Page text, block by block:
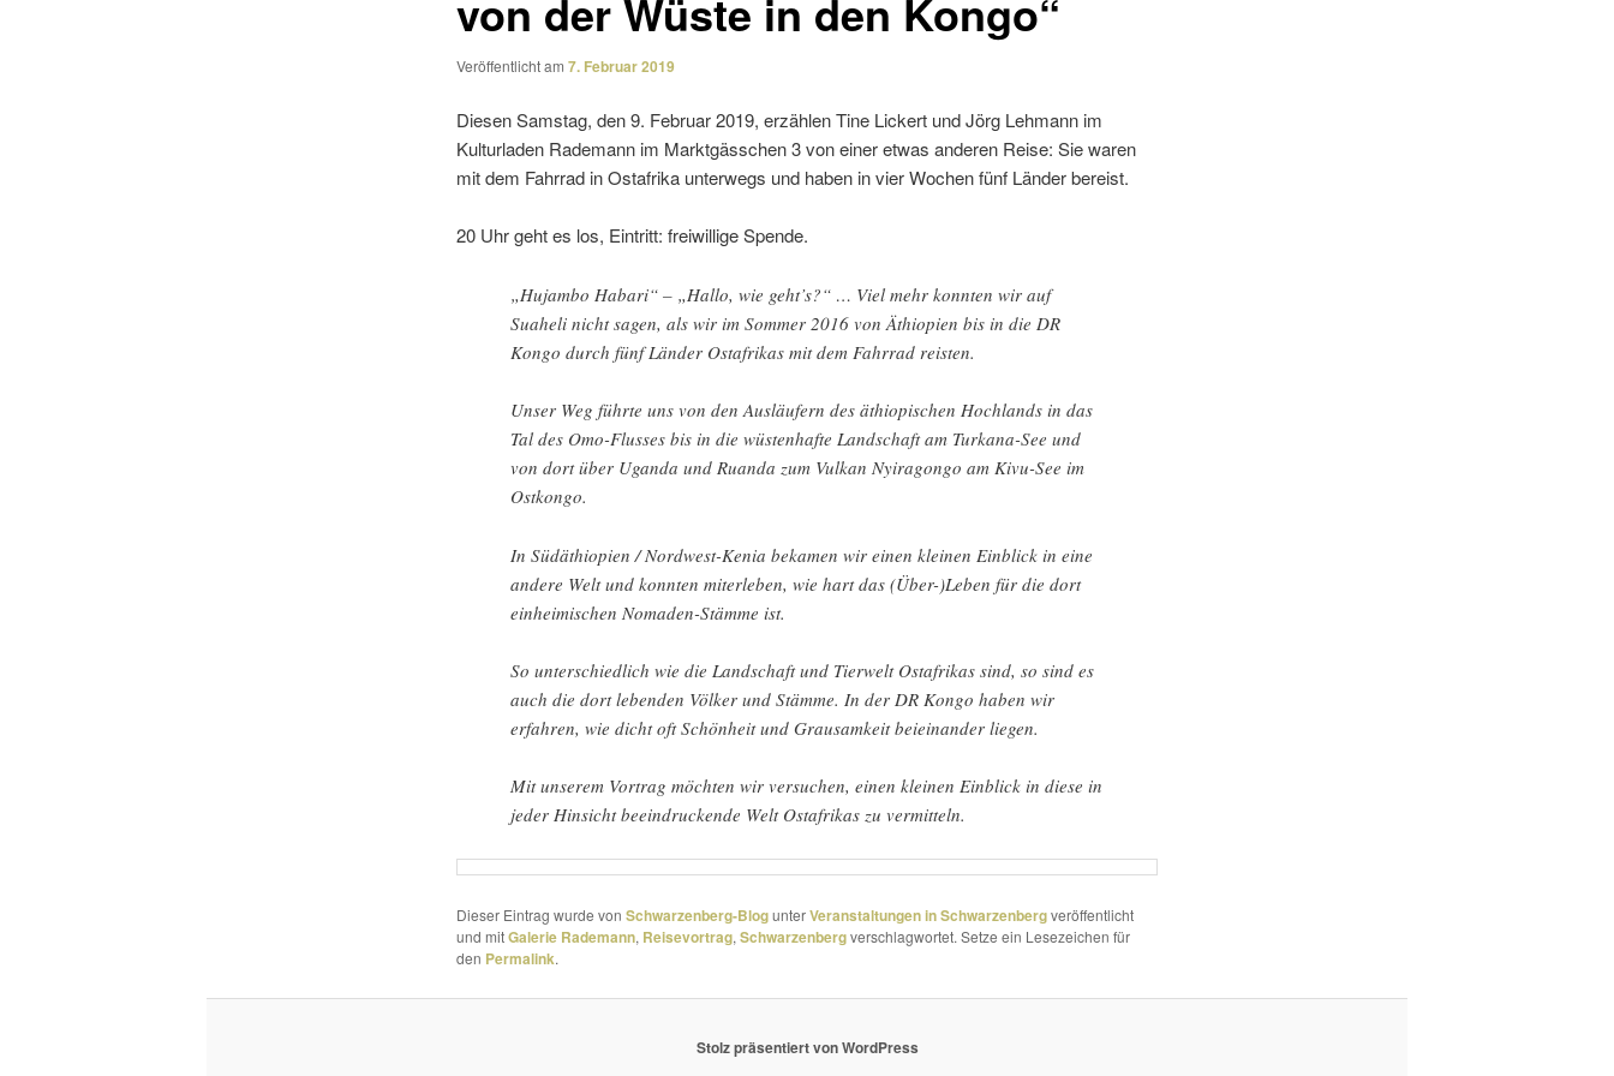
von der Wüste in den Kongo“
Veröffentlicht am 7. Februar 2019
Diesen Samstag, den 9. Februar 2019, erzählen Tine Lickert und Jörg Lehmann im
Kulturladen Rademann im Marktgässchen 3 von einer etwas anderen Reise: Sie waren
mit dem Fahrrad in Ostafrika unter­wegs und haben in vier Wochen fünf Länder bereist.
20 Uhr geht es los, Eintritt: frei­wil­lige Spende.
„Hujambo Habari“ – „Hallo, wie geht’s?“ … Viel mehr konnten wir auf
Suaheli nicht sagen, als wir im Sommer 2016 von Äthiopien bis in die DR
Kongo durch fünf Länder Ostafrikas mit dem Fahrrad reisten.
Unser Weg führte uns von den Ausläufern des äthio­pi­schen Hochlands in das
Tal des Omo-Flusses bis in die wüsten­hafte Landschaft am Turkana-See und
von dort über Uganda und Ruanda zum Vulkan Nyiragongo am Kivu-See im
Ostkongo.
In Südäthiopien / Nordwest-Kenia bekamen wir einen kleinen Einblick in eine
andere Welt und konnten miter­leben, wie hart das (Über-)Leben für die dort
einhei­mi­schen Nomaden-Stämme ist.
So unter­schied­lich wie die Landschaft und Tierwelt Ostafrikas sind, so sind es
auch die dort lebenden Völker und Stämme. In der DR Kongo haben wir
erfahren, wie dicht oft Schönheit und Grausamkeit beiein­ander liegen.
Mit unserem Vortrag möchten wir versu­chen, einen kleinen Einblick in diese in
jeder Hinsicht beein­dru­ckende Welt Ostafrikas zu vermitteln.
Dieser Eintrag wurde von Schwarzenberg-BlogunterVeranstaltungen in Schwarzenbergveröffentlicht
und mitGalerie Rademann, Reisevortrag, Schwarzenbergverschlagwortet. Setze ein Lesezeichen für
den Permalink.
Stolz präsentiert von WordPress